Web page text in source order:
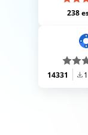
238
14331